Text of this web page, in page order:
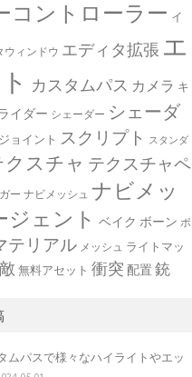
コントローラー イ
ウィンドウ エディタ拡張 エ
カスタムパス カメラ キ
イダー シェーダー シェーダ
ジョイント スクリプト スタンダ
クスチャ テクスチャペ
ー ナビメッシュ ナビメッ
ジェント ベイク ボーン ポ
テリアル メッシュ
ライトマッ
敵 無料アセット 衝突 配置 銃
ムパスで様々なハイライトやエッ